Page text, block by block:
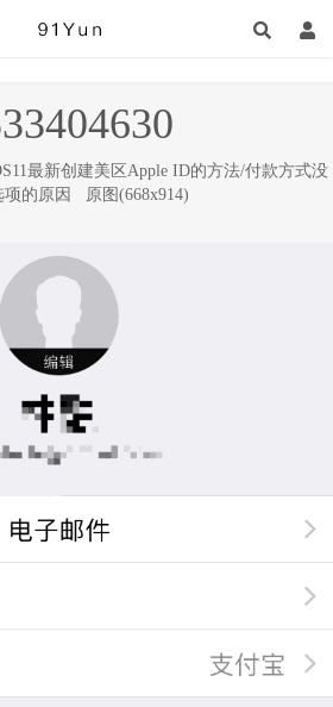
最新创建美区Apple ID的方法/付款方式没
项的原因
原图(668x914)